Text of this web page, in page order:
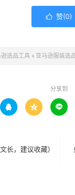
 赞(0)
选品工具 » 亚马逊服装选
分享到
  
长，建议收藏）